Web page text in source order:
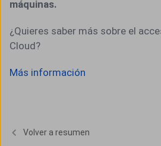
máquinas.
¿Quieres saber más sobre el
Cloud?
Más información
Volver a resumen